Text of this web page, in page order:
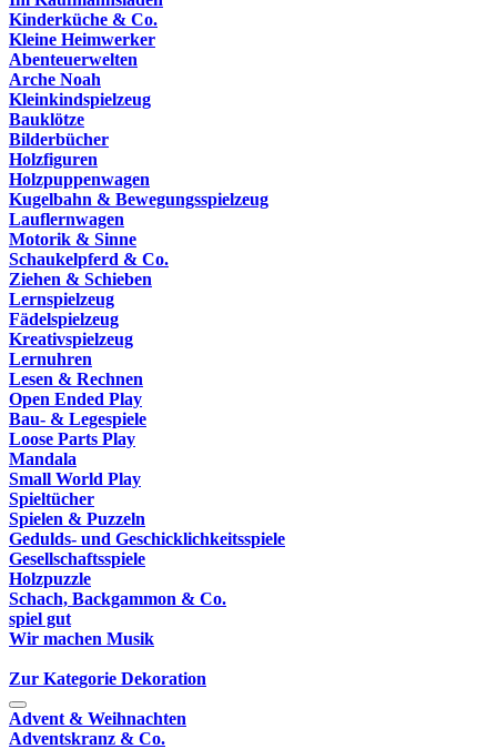
Kinderküche & Co.
Kleine Heimwerker
Abenteuerwelten
Arche Noah
Kleinkindspielzeug
Bauklötze
Bilderbücher
Holzfiguren
Holzpuppenwagen
Kugelbahn & Bewegungsspielzeug
Lauflernwagen
Motorik & Sinne
Schaukelpferd & Co.
Ziehen & Schieben
Lernspielzeug
Fädelspielzeug
Kreativspielzeug
Lernuhren
Lesen & Rechnen
Open Ended Play
Bau- & Legespiele
Loose Parts Play
Mandala
Small World Play
Spieltücher
Spielen & Puzzeln
Gedulds- und Geschicklichkeitsspiele
Gesellschaftsspiele
Holzpuzzle
Schach, Backgammon & Co.
spiel gut
Wir machen Musik
Zur Kategorie Dekoration
Advent & Weihnachten
Adventskranz & Co.